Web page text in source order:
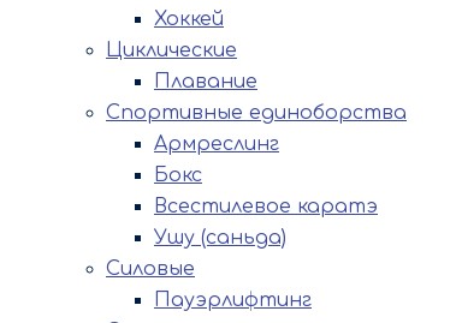
Хоккей
Циклические
Плавание
Спортивные единоборства
Армреслинг
Бокс
Всестилевое каратэ
Ушу (саньда)
Силовые
Пауэрлифтинг